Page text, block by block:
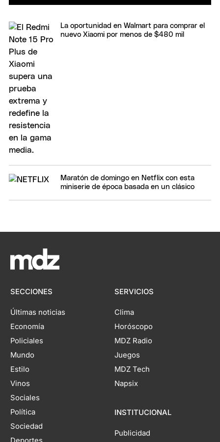
La oportunidad en Walmart para comprar el
nuevo Xiaomi por menos de $480 mil
Maratón de domingo en Netflix con esta
miniserie de época basada en un clásico
SECCIONES
Últimas noticias
Economía
Policiales
Mundo
Estilo
Vinos
Sociales
Política
Sociedad
SERVICIOS
Clima
Horóscopo
MDZ Radio
Juegos
MDZ Tech
Napsix
INSTITUCIONAL
Publicidad